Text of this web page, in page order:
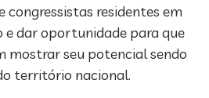
residentes em
e dar oportunidade para que
mostrar seu potencial sendo
território nacional.